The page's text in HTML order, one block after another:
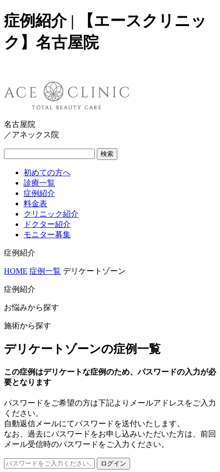
症例紹介 | 【エースクリニッ
ク】名古屋院
名古屋院
／アネックス院
検索
初めての方へ
診療一覧
症例紹介
料金表
クリニック紹介
ドクター紹介
モニター募集
症例紹介
HOME 症例一覧 デリケートゾーン
症例紹介
お悩みから探す
施術から探す
デリケートゾーンの症例一覧
この症例はデリケートな症例のため、パスワードの入力が必
要となります
パスワードをご希望の方は下記よりメールアドレスをご入力
ください。
自動返信メールにてパスワードを送付いたします。
なお、過去にパスワードをお申し込みいただいた方は、前回
メール受信時のパスワードをご入力ください。
ログイン